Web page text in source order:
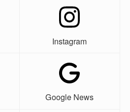
Instagram
Google News